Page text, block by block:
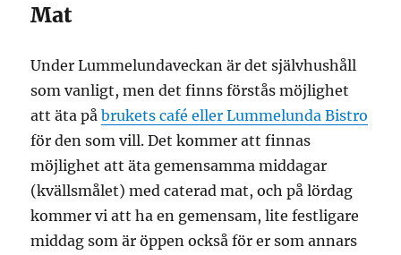
Mat
Under Lummelundaveckan är det självhushåll
som vanligt, men det finns förstås möjlighet
att äta påbrukets café eller Lummelunda Bistro
för den som vill. Det kommer att finnas
möjlighet att äta gemensamma middagar
(kvällsmålet) med caterad mat, och på lördag
kommer vi att ha en gemensam, lite festligare
middag som är öppen också för er som annars